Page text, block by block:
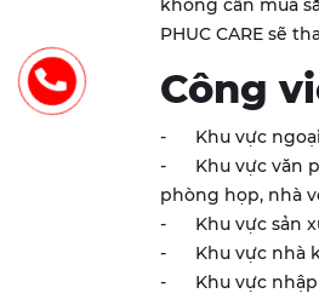
không cần mua
PHUC CARE sẽ
Công
- Khu vực ngoại
- Khu vực văn
phòng họp, nhà
- Khu vực sản
- Khu vực nhà
- Khu vực nhập